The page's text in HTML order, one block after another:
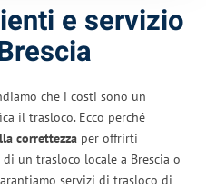
e servizio
che i costi sono un
il trasloco. Ecco perché
correttezza per offrirti
un trasloco locale a Brescia o
servizi di trasloco di